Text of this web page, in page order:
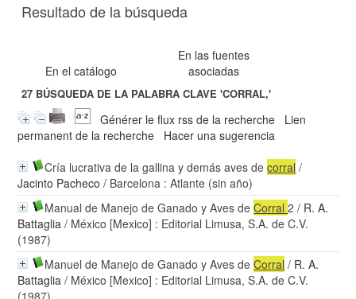
Resultado de la búsqueda
En el catálogo
En las fuentes
asociadas
27 BÚSQUEDA DE LA PALABRA CLAVE'CORRAL,'
Générer le flux rss de la recherche
Lien
permanent de la recherche
Hacer una sugerencia
Cría lucrativa de la gallina y demás aves decorral /
Jacinto Pacheco / Barcelona : Atlante (sin año)
Manual de Manejo de Ganado y Aves deCorral2 / R. A.
Battaglia / México [Mexico] : Editorial Limusa, S.A. de C.V.
(1987)
Manuel de Manejo de Ganado y Aves deCorral / R. A.
Battaglia / México [Mexico] : Editorial Limusa, S.A. de C.V.
(1987)